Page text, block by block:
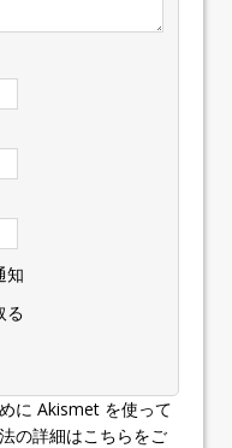
知
る
に Akismet を使って
の詳細はこちらをご